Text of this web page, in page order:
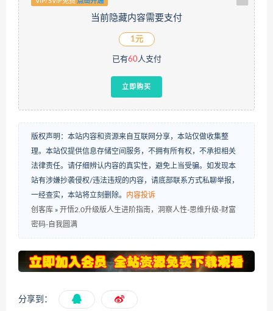
当前隐藏内容需要支付
1元
已有60人支付
立即购买
版权声明：本站内容和资源来自互联网分享，本站仅做收集整
理。本站仅提供信息存储空间服务，不拥有所有权，不承担相关
法律责任。请仔细辨认内容的真实性，避免上当受骗。如发现本
站有涉嫌抄袭侵权/违法违规的内容，请底部联系方式私聊举报，
一经查实，本站将立刻删除。
内容投诉
创客库 » 开悟2.0升级版人生进阶指南，洞察人性-思维升级-财富
密码-自我圆满
分享到：